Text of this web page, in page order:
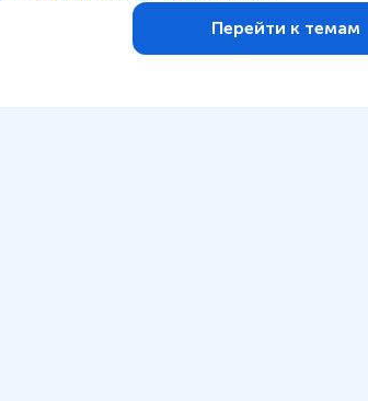
Перейти к темам